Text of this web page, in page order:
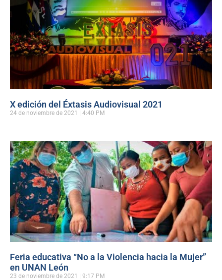
X edición del Éxtasis Audiovisual 2021
24 de noviembre de 2021 4:40 PM
Feria educativa “No a la Violencia hacia la Mujer”
en UNAN León
23 de noviembre de 2021 9:17 PM